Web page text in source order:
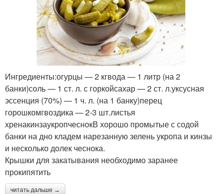
Ингредиенты:огурцы — 2 кгвода — 1 литр (на 2
банки)соль — 1 ст. л. с горкойсахар — 2 ст. л.уксусная
эссенция (70%) — 1 ч. л. (на 1 банку)перец
горошкомгвоздика — 2-3 шт.листья
хренакинзаукропчеснокВ хорошо промытые с содой
банки на дно кладем нарезанную зелень укропа и кинзы
и несколько долек чеснока.
Крышки для закатывания необходимо заранее
прокипятить
читать дальше →